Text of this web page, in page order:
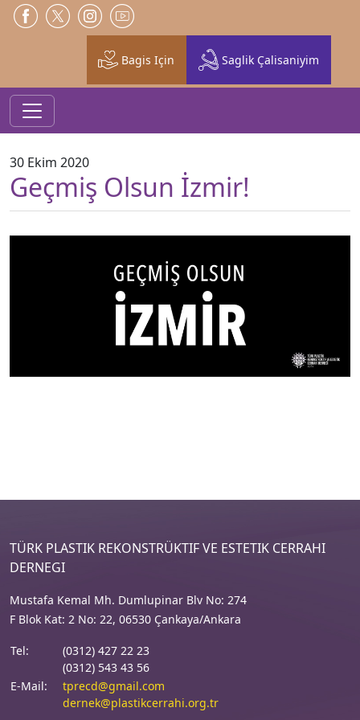
Bagis Için Saglik Çalisaniyim
30 Ekim 2020
Geçmiş Olsun İzmir!
TÜRK PLASTIK REKONSTRÜKTIF VE ESTETIK CERRAHI
DERNEGI
Mustafa Kemal Mh. Dumlupinar Blv No: 274
F Blok Kat: 2 No: 22, 06530 Çankaya/Ankara
Tel:
(0312) 427 22 23
(0312) 543 43 56
E-Mail:
tprecd@gmail.com
dernek@plastikcerrahi.org.tr